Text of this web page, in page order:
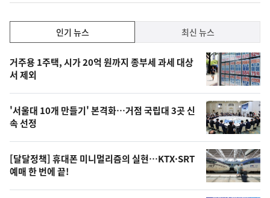
하
락
기,
최
신,
오
늘
의
영
상
인기 뉴스 최신 뉴스
인
기
뉴
스
거주용 1주택, 시가 20억 원까지 종부세 과세 대상
서 제외
'서울대 10개 만들기' 본격화…거점 국립대 3곳 신
속 선정
[달달정책] 휴대폰 미니멀리즘의 실현…KTX·SRT
예매 한 번에 끝!